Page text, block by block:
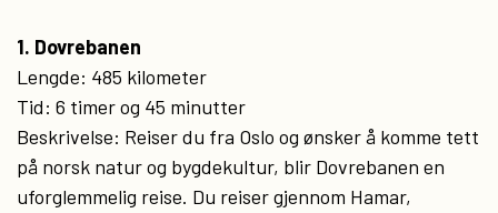
1. Dovrebanen
Lengde: 485 kilometer
Tid: 6 timer og 45 minutter
Beskrivelse: Reiser du fra Oslo og ønsker å komme tett
på norsk natur og bygdekultur, blir Dovrebanen en
uforglemmelig reise. Du reiser gjennom Hamar,